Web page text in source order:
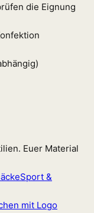
die Eignung
Euer Material
Sport &